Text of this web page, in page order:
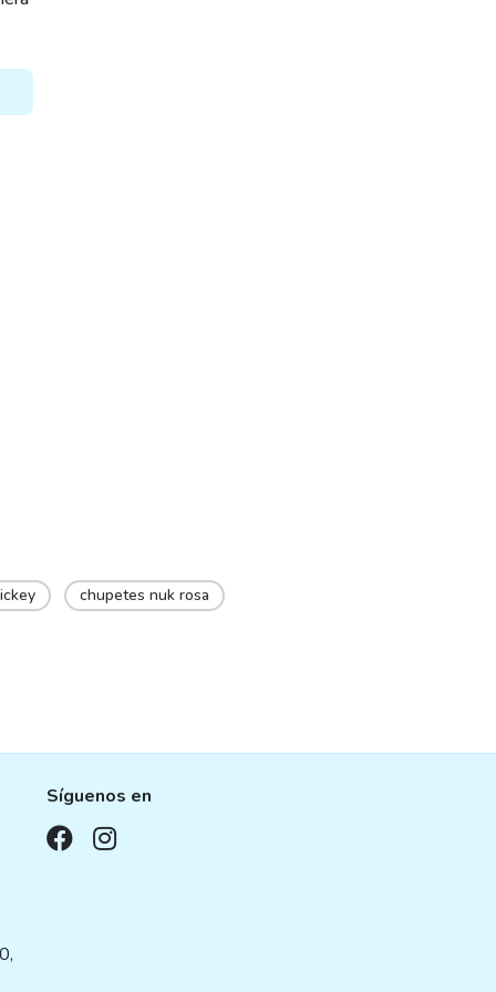
chupetes nuk rosa
Síguenos en